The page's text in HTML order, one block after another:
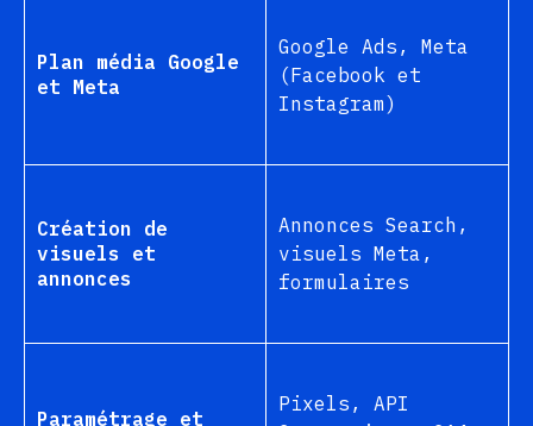
Plan média Google
et Meta
Création de
visuels et
annonces
Paramétrage et
Google Ads, Meta
(Facebook et
Instagram)
Annonces Search,
visuels Meta,
formulaires
Pixels, API